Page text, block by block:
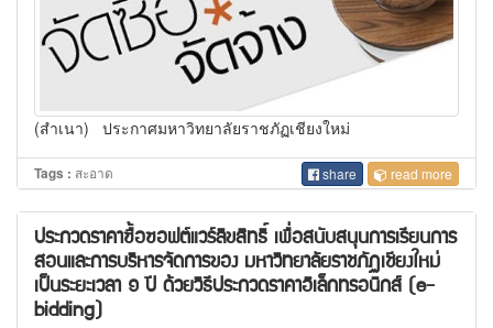
(สำเนา) ประกาศมหาวิทยาลัยราชภัฏเชียงใหม่
Tags : สะอาด share read more
ประกวดราคาซื้อซอฟต์แวร์ลิขสิทธิ์ เพื่อสนับสนุนการเรียนการ
สอนและการบริหารจัดการของ มหาวิทยาลัยราชภัฏเชียงใหม่
เป็นระยะเวลา ๑ ปี ด้วยวิธีประกวดราคาอิเล็กทรอนิกส์ (e-
bidding)